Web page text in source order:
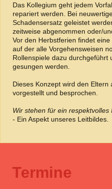
Das Kollegium geht jedem
repariert werden. Bei
Schadensersatz geleistet
zeitweise abgenommen oder/
Vor den Herbstferien findet
auf der alle Vorgehensweisen
Rollenspiele dazu durchgeführt
gesungen werden.
Dieses Konzept wird den Eltern
vorgestellt und besprochen.
Wir stehen für ein
- Ein Aspekt unseres Leitbildes.
Termine